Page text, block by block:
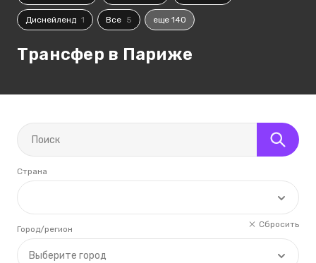
Диснейленд 1 Все 5 еще 140
Трансфер в Париже
Страна
Сбросить
Выберите город
Город/регион